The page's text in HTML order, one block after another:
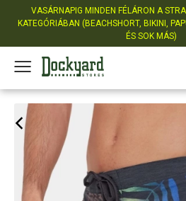
VASÁRNAPIG MINDEN FÉLÁRON A
KATEGÓRIÁBAN (BEACHSHORT, BIKINI,
ÉS SOK MÁS)